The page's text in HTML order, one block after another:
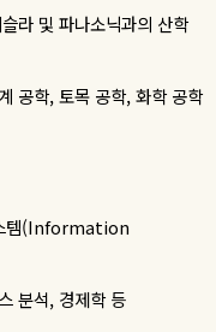
라 및 파나소닉과의 산학
공학,토목 공학,화학 공학
템(Information
분석, 경제학 등